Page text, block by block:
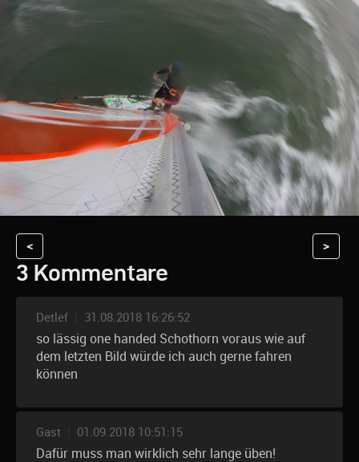
< >
3 Kommentare
Detlef 31.08.2018 16:26:52
so lässig one handed Schothorn voraus wie auf
dem letzten Bild würde ich auch gerne fahren
können
Gast 01.09.2018 10:51:15
Dafür muss man wirklich sehr lange üben!